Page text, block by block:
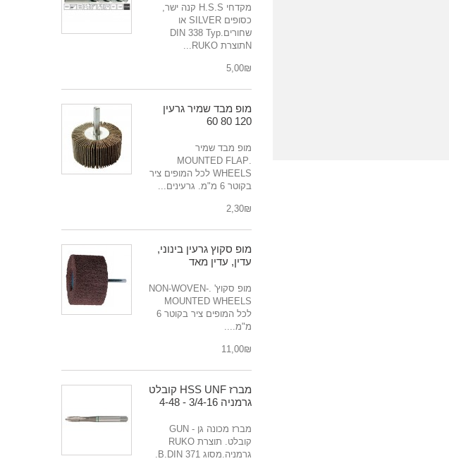
מקדחי H.S.S קנה ישר,
כסופים SILVER או
שחורים.DIN 338 Typ
Nתוצרת RUKO...
₪‎5,00
מופ מבד שמיר גרעין
120 80 60
מופ מבד שמיר
.MOUNTED FLAP
WHEELS לכל המופים ציר
בקוטר 6 מ"מ. גרעינים...
₪‎2,30
מופ סקוץ גרעין בינוני,
עדין, עדין מאד
מופ סקוץ' .NON-WOVEN-
לכל המופים ציר בקוטר 6
מ"מ....
₪‎11,00
מברז HSS UNF קובלט
גרמניה 3/4-16 - 4-48
מברז מכונה גן - GUN
קובלט. תוצרת RUKO
גרמניה.מסוג B.DIN 371.